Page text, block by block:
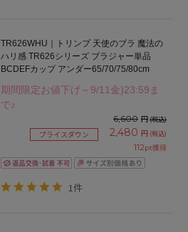
TR626WHU｜トリンプ 天使のブラ 魔法の
ハリ感 TR626シリーズ ブラジャー単品
BCDEFカップ アンダー65/70/75/80cm
期間限定お値下げ～9/11金)23:59ま
で♪
6,600 円(税込)
プライスダウン 2,480 円 (税込)
112pt獲得
1件